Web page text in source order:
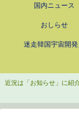
国内ニュース
おしらせ
迷走韓国宇宙開発
近況は「お知らせ」に紹